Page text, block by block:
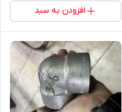
افزودن به سبد